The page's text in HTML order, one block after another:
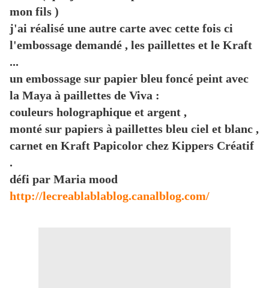
mon fils )
j'ai réalisé une autre carte avec cette fois ci
l'embossage demandé , les paillettes et le Kraft
...
un embossage sur papier bleu foncé peint avec
la Maya à paillettes de Viva :
couleurs holographique et argent ,
monté sur papiers à paillettes bleu ciel et blanc ,
carnet en Kraft Papicolor chez Kippers Créatif
.
défi par Maria mood
http://lecreablablablog.canalblog.com/